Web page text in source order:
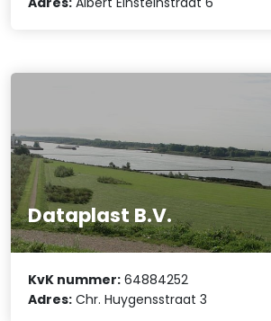
Dataplast B.V.
KvK nummer: 64884252
Adres: Chr. Huygensstraat 3